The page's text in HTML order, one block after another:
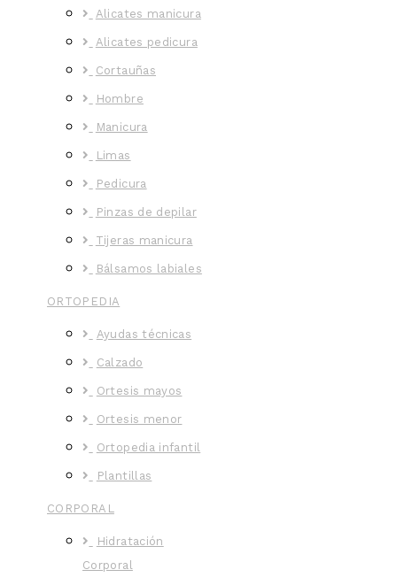
Alicates manicura
Alicates pedicura
Cortauñas
Hombre
Manicura
Limas
Pedicura
Pinzas de depilar
Tijeras manicura
Bálsamos labiales
ORTOPEDIA
Ayudas técnicas
Calzado
Ortesis mayos
Ortesis menor
Ortopedia infantil
Plantillas
CORPORAL
Hidratación
Corporal